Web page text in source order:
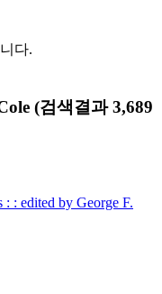
다.
(검색결과 3,689
: edited by George F.